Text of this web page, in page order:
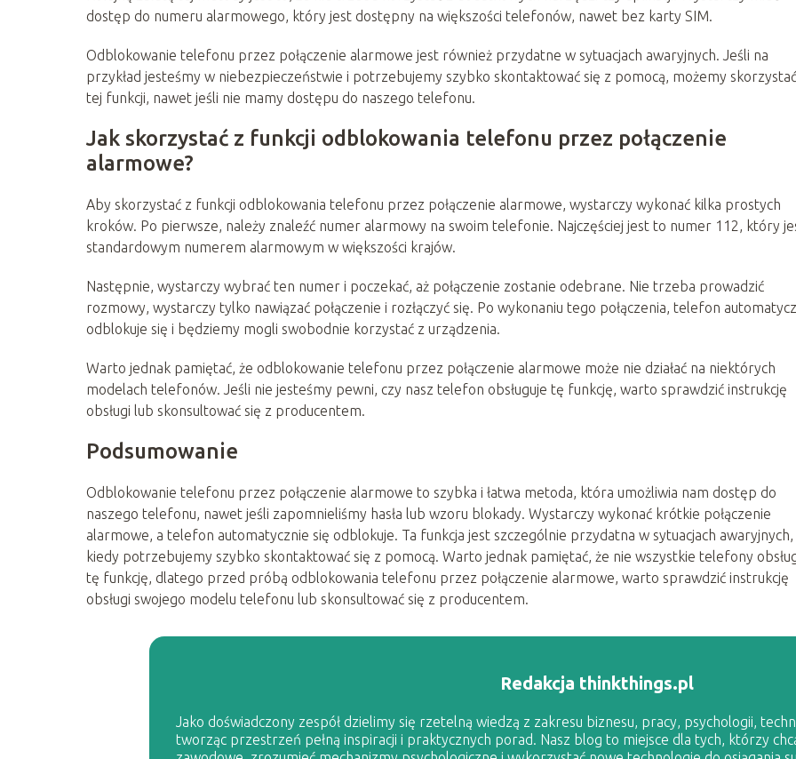
dostęp do numeru alarmowego, który jest dostępny na większości telefonów, nawet bez karty SIM.
Odblokowanie telefonu przez połączenie alarmowe jest również przydatne w sytuacjach awaryjnych. Jeśli na
przykład jesteśmy w niebezpieczeństwie i potrzebujemy szybko skontaktować się z pomocą, możemy
tej funkcji, nawet jeśli nie mamy dostępu do naszego telefonu.
Jak skorzystać z funkcji odblokowania telefonu przez połączenie
alarmowe?
Aby skorzystać z funkcji odblokowania telefonu przez połączenie alarmowe, wystarczy wykonać kilka prostych
kroków. Po pierwsze, należy znaleźć numer alarmowy na swoim telefonie. Najczęściej jest to numer 112, który
standardowym numerem alarmowym w większości krajów.
Następnie, wystarczy wybrać ten numer i poczekać, aż połączenie zostanie odebrane. Nie trzeba prowadzić
rozmowy, wystarczy tylko nawiązać połączenie i rozłączyć się. Po wykonaniu tego połączenia, telefon
odblokuje się i będziemy mogli swobodnie korzystać z urządzenia.
Warto jednak pamiętać, że odblokowanie telefonu przez połączenie alarmowe może nie działać na niektórych
modelach telefonów. Jeśli nie jesteśmy pewni, czy nasz telefon obsługuje tę funkcję, warto sprawdzić instrukcję
obsługi lub skonsultować się z producentem.
Podsumowanie
Odblokowanie telefonu przez połączenie alarmowe to szybka i łatwa metoda, która umożliwia nam dostęp do
naszego telefonu, nawet jeśli zapomnieliśmy hasła lub wzoru blokady. Wystarczy wykonać krótkie połączenie
alarmowe, a telefon automatycznie się odblokuje. Ta funkcja jest szczególnie przydatna w sytuacjach awaryjnych,
kiedy potrzebujemy szybko skontaktować się z pomocą. Warto jednak pamiętać, że nie wszystkie telefony
tę funkcję, dlatego przed próbą odblokowania telefonu przez połączenie alarmowe, warto sprawdzić instrukcję
obsługi swojego modelu telefonu lub skonsultować się z producentem.
Redakcja thinkthings.pl
Jako doświadczony zespół dzielimy się rzetelną wiedzą z zakresu biznesu, pracy, psychologii,
tworząc przestrzeń pełną inspiracji i praktycznych porad. Nasz blog to miejsce dla tych, którzy